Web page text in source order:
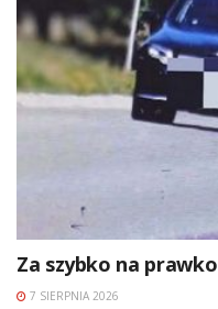
Za szybko na prawko
7 SIERPNIA 2026